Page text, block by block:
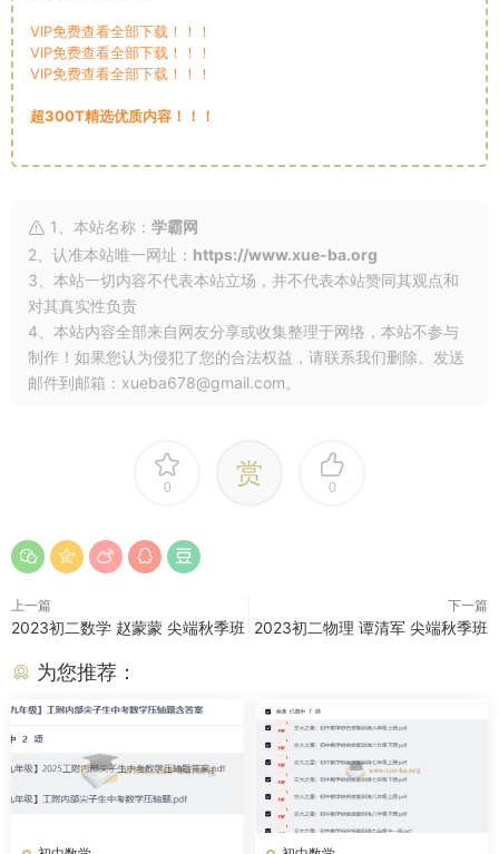
VIP免费查看全部下载！！！
VIP免费查看全部下载！！！
VIP免费查看全部下载！！！
超300T精选优质内容！！！
1、本站名称： 学霸网
2、认准本站唯一网址： https://www.xue-ba.org
3、本站一切内容不代表本站立场，并不代表本站赞同其观点和
对其真实性负责
4、本站内容全部来自网友分享或收集整理于网络，本站不参与
制作！如果您认为侵犯了您的合法权益，请联系我们删除。发送
邮件到邮箱：xueba678@gmail.com。
0 赏 0
上一篇
2023初二数学 赵蒙蒙 尖端秋季班
下一篇
2023初二物理 谭清军 尖端秋季班
为您推荐：